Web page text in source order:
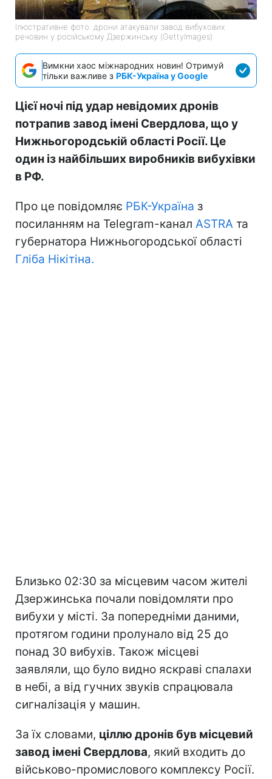
Ілюстративне фото: дрони атакували завод вибухових
речовин у російському Дзержинську (GettyImages)
Вимкни хаос міжнародних новин! Отримуй
тільки важливе з РБК-Україна у Google
Цієї ночі під удар невідомих дронів
потрапив завод імені Свердлова, що у
Нижньогородській області Росії. Це
один із найбільших виробників вибухівки
в РФ.
Про це повідомляє РБК-Україна з
посиланням на Telegram-канал ASTRA та
губернатора Нижньогородської області
Гліба Нікітіна.
Близько 02:30 за місцевим часом жителі
Дзержинська почали повідомляти про
вибухи у місті. За попередніми даними,
протягом години пролунало від 25 до
понад 30 вибухів. Також місцеві
заявляли, що було видно яскраві спалахи
в небі, а від гучних звуків спрацювала
сигналізація у машин.
За їх словами, ціллю дронів був місцевий
завод імені Свердлова, який входить до
військово-промислового комплексу Росії.